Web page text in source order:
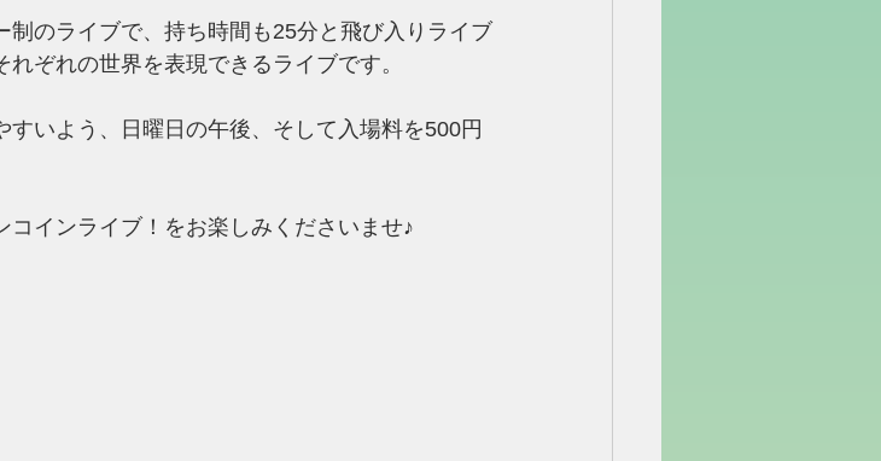
のライブで、持ち時間も25分と飛び入りライブ
ぞれの世界を表現できるライブです。
いよう、日曜日の午後、そして入場料を500円
インライブ！をお楽しみくださいませ♪